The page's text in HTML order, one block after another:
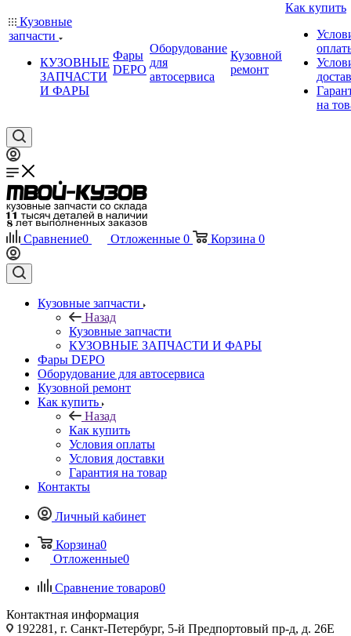
Кузовные
запчасти
КУЗОВНЫЕ
ЗАПЧАСТИ
И ФАРЫ
Фары
DEPO
Оборудование
для
автосервиса
Кузовной
ремонт
Как купить
на
Сравнение0 Отложенные 0 Корзина 0
Кузовные запчасти
Назад
Кузовные запчасти
КУЗОВНЫЕ ЗАПЧАСТИ И ФАРЫ
Фары DEPO
Оборудование для автосервиса
Кузовной ремонт
Как купить
Назад
Как купить
Условия оплаты
Условия доставки
Гарантия на товар
Контакты
Личный кабинет
Корзина0
Отложенные0
Сравнение товаров0
Контактная информация
192281, г. Санкт-Петербург, 5-й Предпортовый пр-д, д. 26Е